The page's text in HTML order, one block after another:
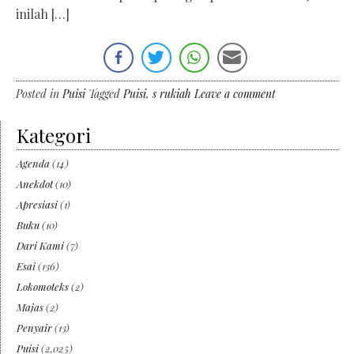
inilah […]
Posted inPuisi TaggedPuisi,s rukiah Leave a comment
Kategori
Agenda (14)
Anekdot(10)
Apresiasi(1)
Buku(10)
Dari Kami(7)
Esai(136)
Lokomoteks(2)
Majas(2)
Penyair(13)
Puisi(2,025)